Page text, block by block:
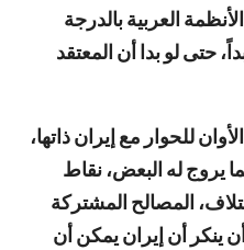
العربية بالدرجة
حتى لو بدا أن المعتقد
للحوار مع إيران ذاتها،
يروج له البعض، نقاط
المصالح المشتركة
ينكر أن إيران يمكن أن